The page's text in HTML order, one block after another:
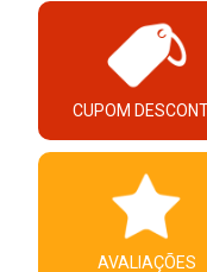
CUPOM
AVALIAÇÕES